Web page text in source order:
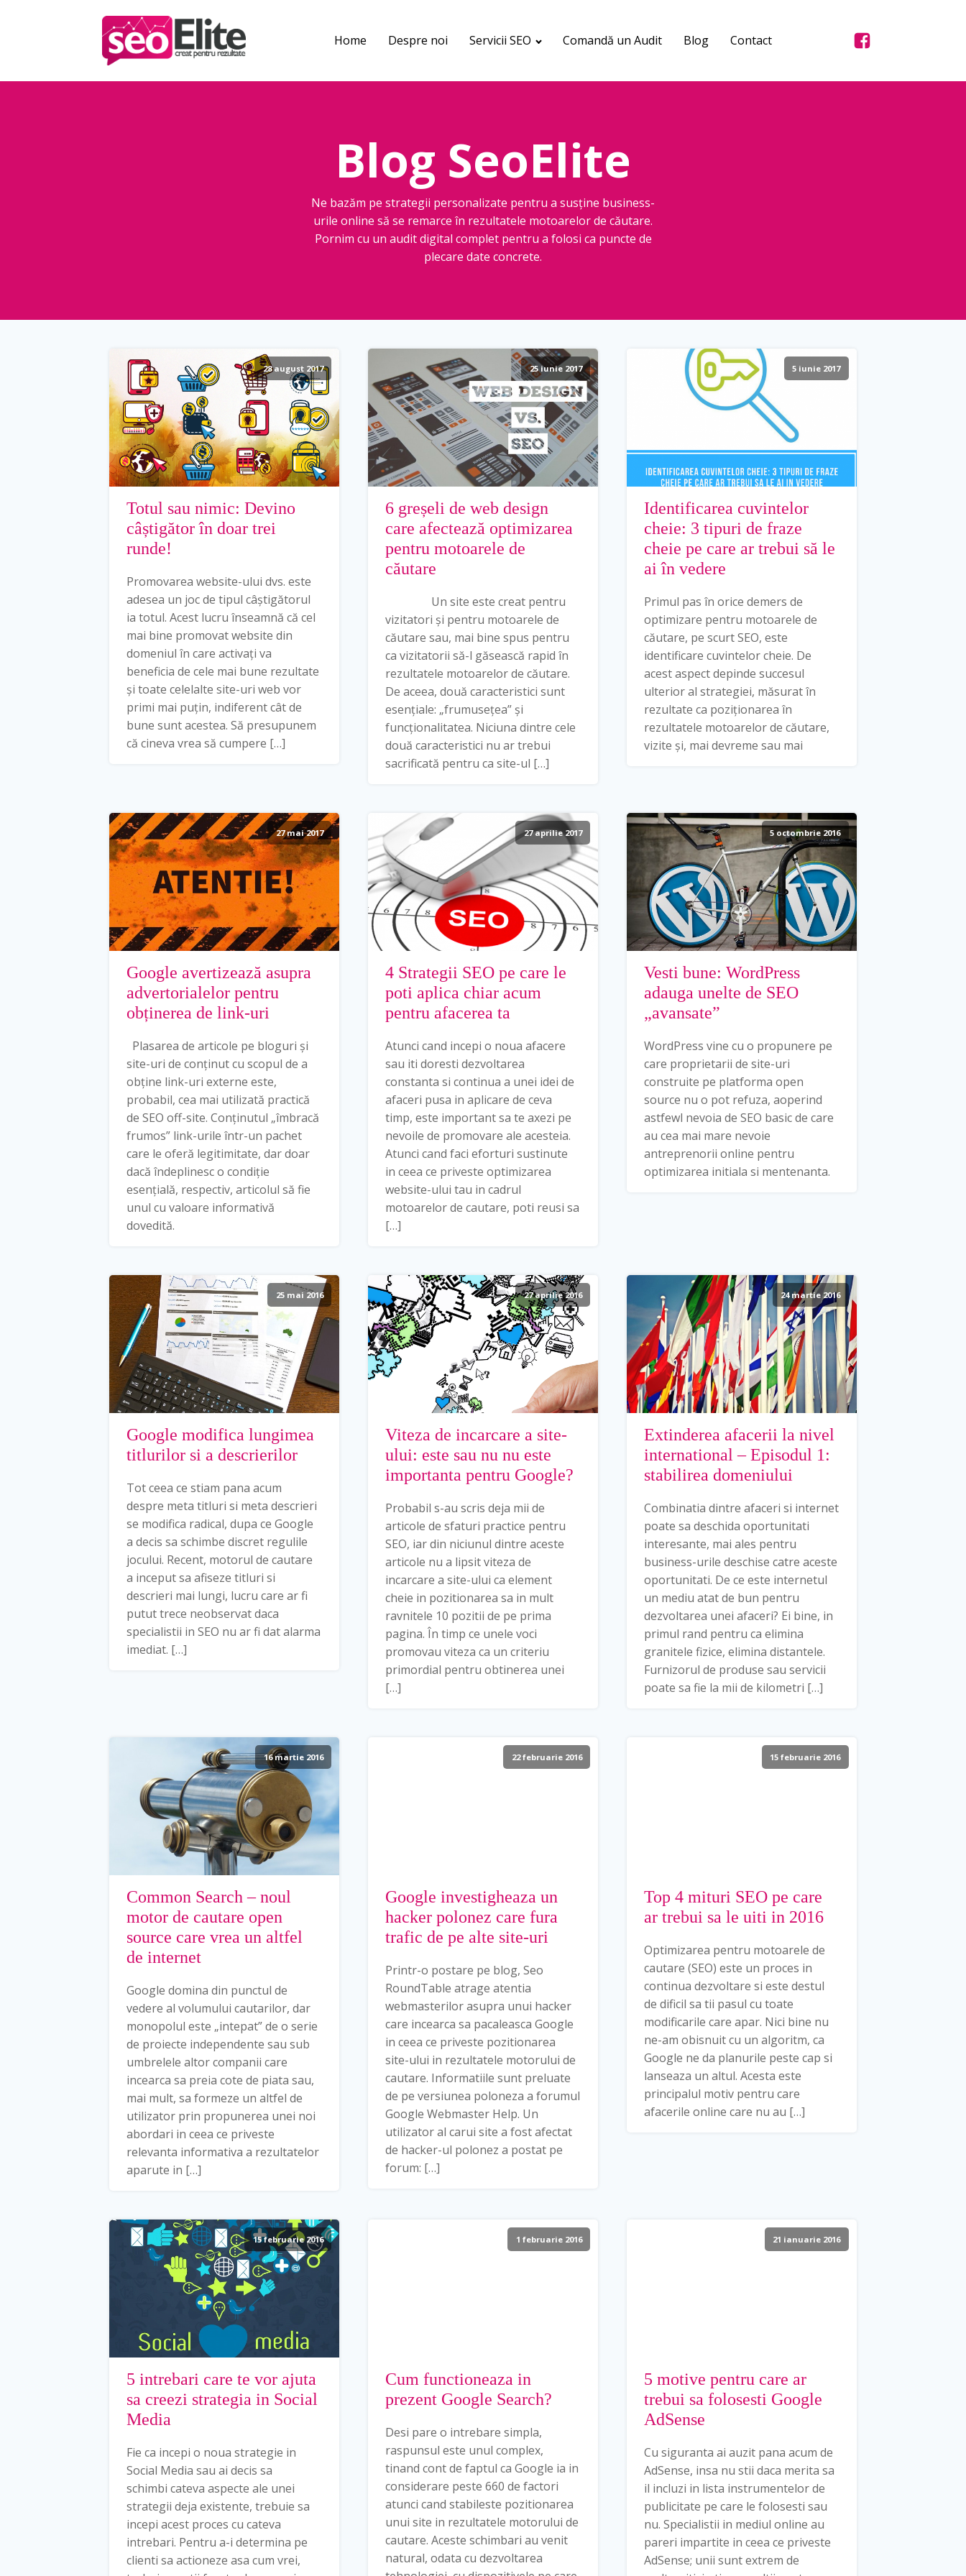
Home Despre noi Servicii SEO Comandă un Audit Blog Contact
Blog SeoElite
Ne bazăm pe strategii personalizate pentru a susține business-
urile online să se remarce în rezultatele motoarelor de căutare.
Pornim cu un audit digital complet pentru a folosi ca puncte de
plecare date concrete.
28 august 2017
Totul sau nimic: Devino
câștigător în doar trei
runde!
Promovarea website-ului dvs. este
adesea un joc de tipul câștigătorul
ia totul. Acest lucru înseamnă că cel
mai bine promovat website din
domeniul în care activați va
beneficia de cele mai bune rezultate
și toate celelalte site-uri web vor
primi mai puțin, indiferent cât de
bune sunt acestea. Să presupunem
că cineva vrea să cumpere […]
25 iunie 2017
6 greșeli de web design
care afectează optimizarea
pentru motoarele de
căutare
Un site este creat pentru
vizitatori și pentru motoarele de
căutare sau, mai bine spus pentru
ca vizitatorii să-l găsească rapid în
rezultatele motoarelor de căutare.
De aceea, două caracteristici sunt
esențiale: „frumusețea” și
funcționalitatea. Niciuna dintre cele
două caracteristici nu ar trebui
sacrificată pentru ca site-ul […]
5 iunie 2017
Identificarea cuvintelor
cheie: 3 tipuri de fraze
cheie pe care ar trebui să le
ai în vedere
Primul pas în orice demers de
optimizare pentru motoarele de
căutare, pe scurt SEO, este
identificare cuvintelor cheie. De
acest aspect depinde succesul
ulterior al strategiei, măsurat în
rezultate ca poziționarea în
rezultatele motoarelor de căutare,
vizite și, mai devreme sau mai
27 mai 2017
Google avertizează asupra
advertorialelor pentru
obținerea de link-uri
Plasarea de articole pe bloguri și
site-uri de conținut cu scopul de a
obține link-uri externe este,
probabil, cea mai utilizată practică
de SEO off-site. Conținutul „îmbracă
frumos” link-urile într-un pachet
care le oferă legitimitate, dar doar
dacă îndeplinesc o condiție
esențială, respectiv, articolul să fie
unul cu valoare informativă
dovedită.
27 aprilie 2017
4 Strategii SEO pe care le
poti aplica chiar acum
pentru afacerea ta
Atunci cand incepi o noua afacere
sau iti doresti dezvoltarea
constanta si continua a unei idei de
afaceri pusa in aplicare de ceva
timp, este important sa te axezi pe
nevoile de promovare ale acesteia.
Atunci cand faci eforturi sustinute
in ceea ce priveste optimizarea
website-ului tau in cadrul
motoarelor de cautare, poti reusi sa
[…]
5 octombrie 2016
Vesti bune: WordPress
adauga unelte de SEO
„avansate”
WordPress vine cu o propunere pe
care proprietarii de site-uri
construite pe platforma open
source nu o pot refuza, aoperind
astfewl nevoia de SEO basic de care
au cea mai mare nevoie
antreprenorii online pentru
optimizarea initiala si mentenanta.
25 mai 2016
Google modifica lungimea
titlurilor si a descrierilor
Tot ceea ce stiam pana acum
despre meta titluri si meta descrieri
se modifica radical, dupa ce Google
a decis sa schimbe discret regulile
jocului. Recent, motorul de cautare
a inceput sa afiseze titluri si
descrieri mai lungi, lucru care ar fi
putut trece neobservat daca
specialistii in SEO nu ar fi dat alarma
imediat. […]
27 aprilie 2016
Viteza de incarcare a site-
ului: este sau nu nu este
importanta pentru Google?
Probabil s-au scris deja mii de
articole de sfaturi practice pentru
SEO, iar din niciunul dintre aceste
articole nu a lipsit viteza de
incarcare a site-ului ca element
cheie in pozitionarea sa in mult
ravnitele 10 pozitii de pe prima
pagina. În timp ce unele voci
promovau viteza ca un criteriu
primordial pentru obtinerea unei
[…]
24 martie 2016
Extinderea afacerii la nivel
international – Episodul 1:
stabilirea domeniului
Combinatia dintre afaceri si internet
poate sa deschida oportunitati
interesante, mai ales pentru
business-urile deschise catre aceste
oportunitati. De ce este internetul
un mediu atat de bun pentru
dezvoltarea unei afaceri? Ei bine, in
primul rand pentru ca elimina
granitele fizice, elimina distantele.
Furnizorul de produse sau servicii
poate sa fie la mii de kilometri […]
16 martie 2016
Common Search – noul
motor de cautare open
source care vrea un altfel
de internet
Google domina din punctul de
vedere al volumului cautarilor, dar
monopolul este „intepat” de o serie
de proiecte independente sau sub
umbrelele altor companii care
incearca sa preia cote de piata sau,
mai mult, sa formeze un altfel de
utilizator prin propunerea unei noi
abordari in ceea ce priveste
relevanta informativa a rezultatelor
aparute in […]
22 februarie 2016
Google investigheaza un
hacker polonez care fura
trafic de pe alte site-uri
Printr-o postare pe blog, Seo
RoundTable atrage atentia
webmasterilor asupra unui hacker
care incearca sa pacaleasca Google
in ceea ce priveste pozitionarea
site-ului in rezultatele motorului de
cautare. Informatiile sunt preluate
de pe versiunea poloneza a forumul
Google Webmaster Help. Un
utilizator al carui site a fost afectat
de hacker-ul polonez a postat pe
forum: […]
15 februarie 2016
Top 4 mituri SEO pe care
ar trebui sa le uiti in 2016
Optimizarea pentru motoarele de
cautare (SEO) este un proces in
continua dezvoltare si este destul
de dificil sa tii pasul cu toate
modificarile care apar. Nici bine nu
ne-am obisnuit cu un algoritm, ca
Google ne da planurile peste cap si
lanseaza un altul. Acesta este
principalul motiv pentru care
afacerile online care nu au […]
15 februarie 2016
5 intrebari care te vor ajuta
sa creezi strategia in Social
Media
Fie ca incepi o noua strategie in
Social Media sau ai decis sa
schimbi cateva aspecte ale unei
strategii deja existente, trebuie sa
incepi acest proces cu cateva
intrebari. Pentru a-i determina pe
clienti sa actioneze asa cum vrei,
1 februarie 2016
Cum functioneaza in
prezent Google Search?
Desi pare o intrebare simpla,
raspunsul este unul complex,
tinand cont de faptul ca Google ia in
considerare peste 660 de factori
atunci cand stabileste pozitionarea
unui site in rezultatele motorului de
cautare. Aceste schimbari au venit
natural, odata cu dezvoltarea
21 ianuarie 2016
5 motive pentru care ar
trebui sa folosesti Google
AdSense
Cu siguranta ai auzit pana acum de
AdSense, insa nu stii daca merita sa
il incluzi in lista instrumentelor de
publicitate pe care le folosesti sau
nu. Specialistii in mediul online au
pareri impartite in ceea ce priveste
AdSense; unii sunt extrem de